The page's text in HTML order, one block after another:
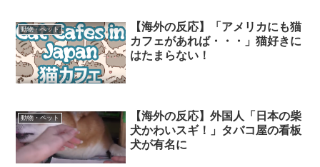
動物・ペット
【海外の反応】「アメリカにも猫
カフェがあれば・・・」猫好きに
はたまらない！
動物・ペット
【海外の反応】外国人「日本の柴
犬かわいスギ！」タバコ屋の看板
犬が有名に